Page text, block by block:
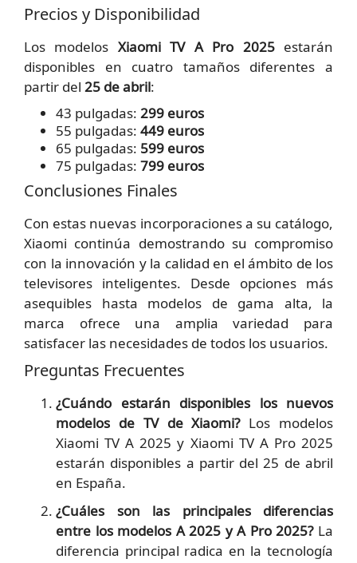
Precios y Disponibilidad
Los modelos Xiaomi TV A Pro 2025estarán
disponibles en cuatro tamaños diferentes a
partir del 25 de abril:
43 pulgadas: 299 euros
55 pulgadas: 449 euros
65 pulgadas: 599 euros
75 pulgadas: 799 euros
Conclusiones Finales
Con estas nuevas incorporaciones a su catálogo,
Xiaomi continúa demostrando su compromiso
con la innovación y la calidad en el ámbito de los
televisores inteligentes. Desde opciones más
asequibles hasta modelos de gama alta, la
marca ofrece una amplia variedad para
satisfacer las necesidades de todos los usuarios.
Preguntas Frecuentes
¿Cuándo estarán disponibles los nuevos
modelos de TV de Xiaomi?Los modelos
Xiaomi TV A 2025 y Xiaomi TV A Pro 2025
estarán disponibles a partir del 25 de abril
en España.
¿Cuáles son las principales diferencias
entre los modelos A 2025 y A Pro 2025?La
diferencia principal radica en la tecnología